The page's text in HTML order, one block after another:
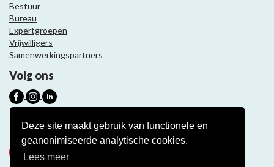
Deze site maakt gebruik van functionele en
geanonimiseerde analytische cookies.
Lees meer
Bestuur
Bureau
Expertgroepen
Vrijwilligers
Samenwerkingspartners
Volg ons
Nieuwsbrief
Meld je aan